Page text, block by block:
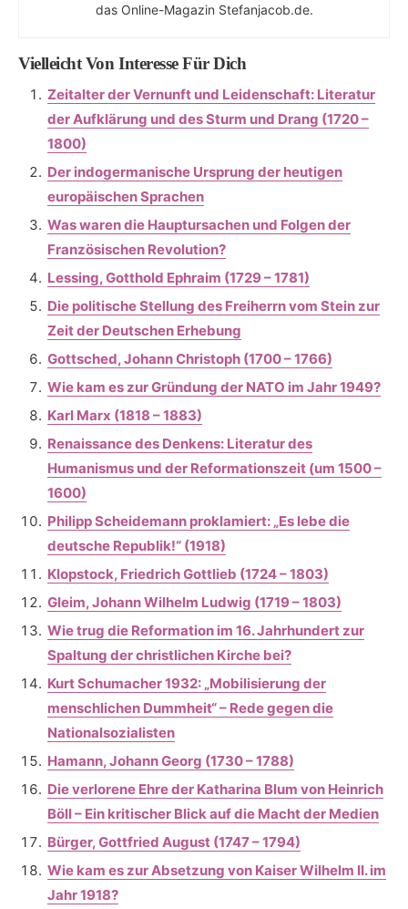
das Online-Magazin Stefanjacob.de.
Vielleicht Von Interesse Für Dich
Zeitalter der Vernunft und Leidenschaft: Literatur
der Aufklärung und des Sturm und Drang (1720 –
1800)
Der indogermanische Ursprung der heutigen
europäischen Sprachen
Was waren die Hauptursachen und Folgen der
Französischen Revolution?
Lessing, Gotthold Ephraim (1729 – 1781)
Die politische Stellung des Freiherrn vom Stein zur
Zeit der Deutschen Erhebung
Gottsched, Johann Christoph (1700 – 1766)
Wie kam es zur Gründung der NATO im Jahr 1949?
Karl Marx (1818 – 1883)
Renaissance des Denkens: Literatur des
Humanismus und der Reformationszeit (um 1500 –
1600)
Philipp Scheidemann proklamiert: „Es lebe die
deutsche Republik!“ (1918)
Klopstock, Friedrich Gottlieb (1724 – 1803)
Gleim, Johann Wilhelm Ludwig (1719 – 1803)
Wie trug die Reformation im 16. Jahrhundert zur
Spaltung der christlichen Kirche bei?
Kurt Schumacher 1932: „Mobilisierung der
menschlichen Dummheit“ – Rede gegen die
Nationalsozialisten
Hamann, Johann Georg (1730 – 1788)
Die verlorene Ehre der Katharina Blum von Heinrich
Böll – Ein kritischer Blick auf die Macht der Medien
Bürger, Gottfried August (1747 – 1794)
Wie kam es zur Absetzung von Kaiser Wilhelm II. im
Jahr 1918?